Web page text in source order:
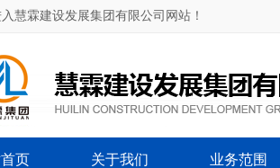
慧霖建设发展集团有限公司网站！
页 关于我们 业务范围